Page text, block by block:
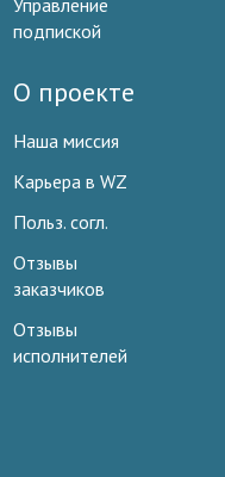
Управление
подпиской
О проекте
Наша миссия
Карьера в WZ
Польз. согл.
Отзывы
заказчиков
Отзывы
исполнителей